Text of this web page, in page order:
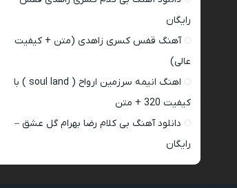
رایگان
آهنگ قفس کسری زاهدی (متن + کیفیت
عالی)
اهنگ انیمه سرزمین ارواح ( soul land ) با
کیفیت 320 + متن
دانلود آهنگ بی کلام رضا بهرام گل عشق –
رایگان